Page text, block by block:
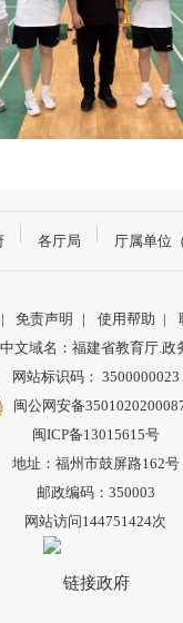
各厅局 厅属单位
| 免责声明 | 使用帮助 |
中文域名：福建省教育厅.政
网站标识码： 3500000023
闽公网安备
闽ICP备13015615号
地址：福州市鼓屏路162号
邮政编码：350003
网站访问144751424次